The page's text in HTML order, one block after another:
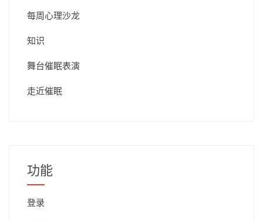
每周心理沙龙
知识
舞台催眠表演
走近催眠
功能
登录